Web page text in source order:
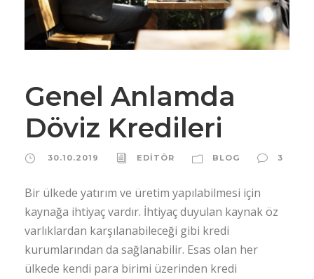
Genel Anlamda
Döviz Kredileri
30.10.2019 EDİTÖR BLOG 3
Bir ülkede yatırım ve üretim yapılabilmesi için
kaynağa ihtiyaç vardır. İhtiyaç duyulan kaynak öz
varlıklardan karşılanabileceği gibi kredi
kurumlarından da sağlanabilir. Esas olan her
ülkede kendi para birimi üzerinden kredi